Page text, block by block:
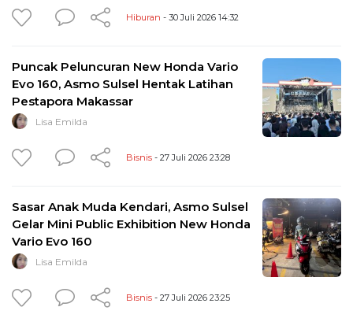
Hiburan - 30 Juli 2026 14:32
Puncak Peluncuran New Honda Vario
Evo 160, Asmo Sulsel Hentak Latihan
Pestapora Makassar
Lisa Emilda
Bisnis - 27 Juli 2026 23:28
Sasar Anak Muda Kendari, Asmo Sulsel
Gelar Mini Public Exhibition New Honda
Vario Evo 160
Lisa Emilda
Bisnis - 27 Juli 2026 23:25